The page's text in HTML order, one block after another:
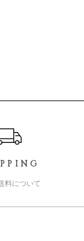
料について